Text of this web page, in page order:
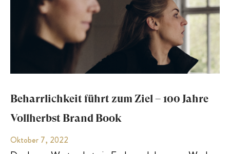
Beharrlichkeit führt zum Ziel – 100 Jahre
Vollherbst Brand Book
Oktober 7, 2022